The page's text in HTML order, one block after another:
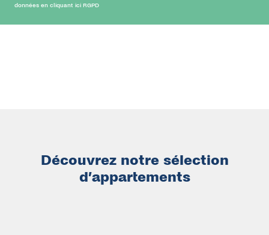
données en cliquant ici RGPD
Découvrez notre sélection
d’appartements